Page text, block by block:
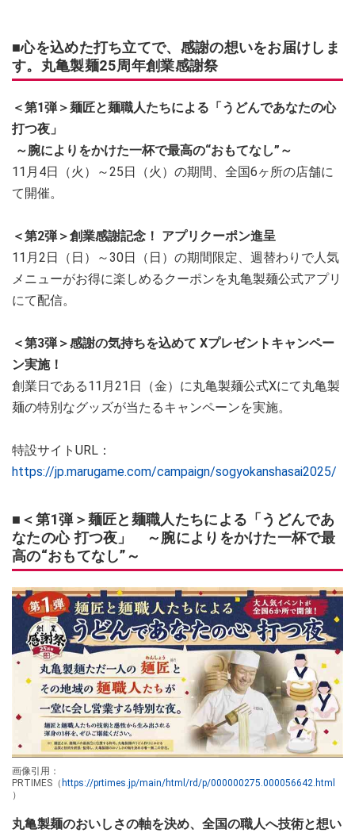
■心を込めた打ち立てで、感謝の想いをお届けしま
す。丸亀製麺25周年創業感謝祭
＜第1弾＞麺匠と麺職人たちによる「うどんであなたの心
打つ夜」
～腕によりをかけた一杯で最高の“おもてなし”～
11月4日（火）～25日（火）の期間、全国6ヶ所の店舗に
て開催。
＜第2弾＞創業感謝記念！ アプリクーポン進呈
11月2日（日）～30日（日）の期間限定、週替わりで人気
メニューがお得に楽しめるクーポンを丸亀製麺公式アプリ
にて配信。
＜第3弾＞感謝の気持ちを込めて Xプレゼントキャンペー
ン実施！
創業日である11月21日（金）に丸亀製麺公式Xにて丸亀製
麺の特別なグッズが当たるキャンペーンを実施。
特設サイトURL：
https://jp.marugame.com/campaign/sogyokanshasai2025/
■＜第1弾＞麺匠と麺職人たちによる「うどんであ
なたの心 打つ夜」 ～腕によりをかけた一杯で最
高の“おもてなし”～
画像引用：
PRTIMES（ https://prtimes.jp/main/html/rd/p/000000275.000056642.html
）
丸亀製麺のおいしさの軸を決め、全国の職人へ技術と想い